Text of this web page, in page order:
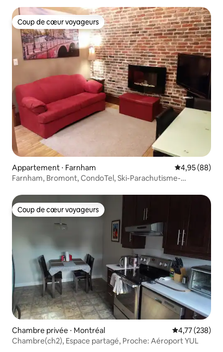
Coup de cœur voyageurs
Coup de cœur voyageurs
Appartement ⋅ Farnham Évaluation
4,95 (88)
Farnham, Bromont, CondoTel, Ski-Parachutisme-
Coup de cœur voyageurs
Coup de cœur voyageurs
Chambre privée ⋅ Montréal Évaluation
4,77 (238)
Chambre(ch2), Espace partagé, Proche: Aéroport YUL